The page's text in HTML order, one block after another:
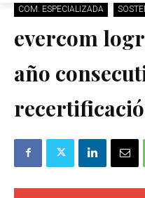
COM. ESPECIALIZADA
evercom
año